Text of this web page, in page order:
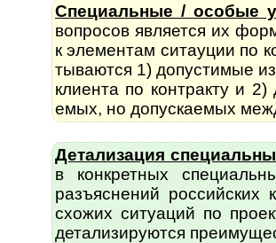
Специальные / особые
во­п­ро­сов является их
к элементам ситауции по
ты­ва­ются 1) допустимые
клиента по контракту и
емых, но допус­каемых
Детализация
в конк­ретных
разъяс­нений рос­сий­ских
схожих ситуаций по
детали­зируются